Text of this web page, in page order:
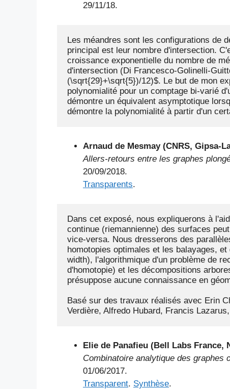
29/11/18.
Les méandres sont les configurations de
principal est leur nombre d'intersection.
croissance exponentielle du nombre de
d'intersection (Di Francesco-Golinelli-
(\sqrt{29}+\sqrt{5})/12)$. Le but de mon
polynomialité pour un comptage bi-varié
démontre un équivalent asymptotique
démontre la polynomialité à partir d'un
Arnaud de Mesmay (CNRS, Gipsa-
Allers-retours entre les graphes
20/09/2018.
Transparents.
Dans cet exposé, nous expliquerons à
continue (riemannienne) des surfaces
vice-versa. Nous dresserons des
homotopies optimales et les balayages,
width), l'algorithmique d'un problème de
d'homotopie) et les décompositions
présuppose aucune connaissance en
Basé sur des travaux réalisés avec Erin
Verdière, Alfredo Hubard, Francis
Elie de Panafieu (Bell Labs France,
Combinatoire analytique des graphes
01/06/2017.
Transparent. Synthèse.